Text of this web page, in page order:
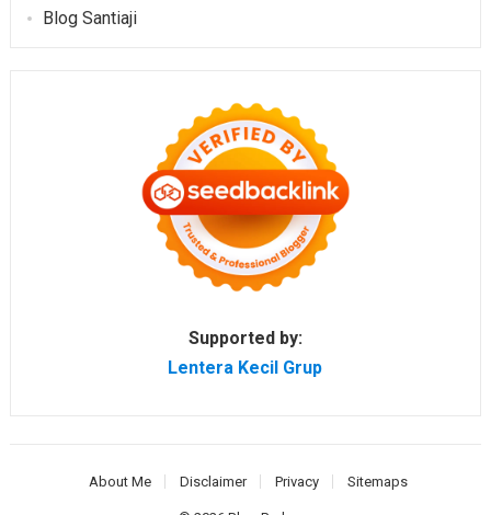
Blog Santiaji
Supported by:
Lentera Kecil Grup
About Me Disclaimer Privacy Sitemaps